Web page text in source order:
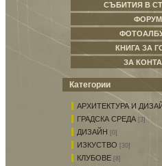
СЪБИТИЯ В
ФОРУМ
КНИГА ЗА
ЗА
Категории
АРХИТЕКТУРА И
ГРАДСКА СРЕДА [3]
ДИЗАЙН [0]
ИЗКУСТВО [30]
КЛУБОВЕ [8]